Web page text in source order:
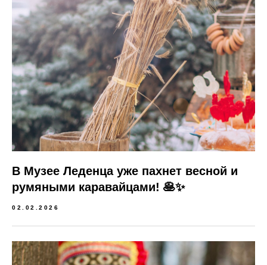
В Музее Леденца уже пахнет весной и
румяными каравайцами! 🥞✨
02.02.2026